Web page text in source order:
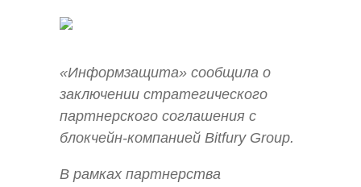
«Информзащита» сообщила о
заключении стратегического
партнерского соглашения с
блокчейн-компанией Bitfury Group.
В рамках партнерства